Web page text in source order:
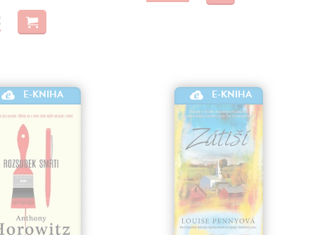
E-KNIHA E-KNIHA